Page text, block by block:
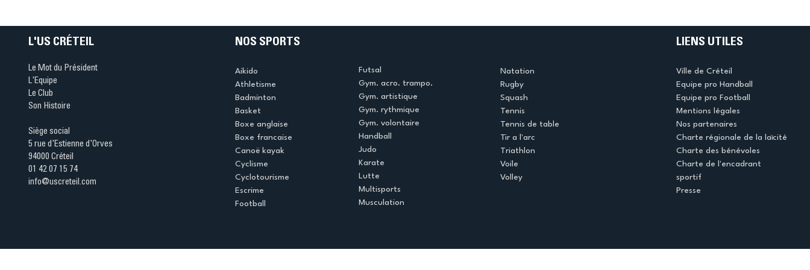
L'US CRÉTEIL
Le Mot du Président
L'Equipe
Le Club
Son Histoire
Siège social
5 rue d'Estienne d'Orves
94000 Créteil
01 42 07 15 74
info@uscreteil.com
NOS SPORTS
Aikido
Athletisme
Badminton
Basket
Boxe anglaise
Boxe francaise
Canoë kayak
Cyclisme
Cyclotourisme
Escrime
Football
Futsal
Gym. acro. trampo.
Gym. artistique
Gym. rythmique
Gym. volontaire
Handball
Judo
Karate
Lutte
Multisports
Musculation
Natation
Rugby
Squash
Tennis
Tennis de table
Tir a l'arc
Triathlon
Voile
Volley
LIENS UTILES
Ville de Créteil
Equipe pro Handball
Equipe pro Football
Mentions légales
Nos partenaires
Charte régionale de la laïcité
Charte des bénévoles
Charte de l'encadrant
sportif
Presse